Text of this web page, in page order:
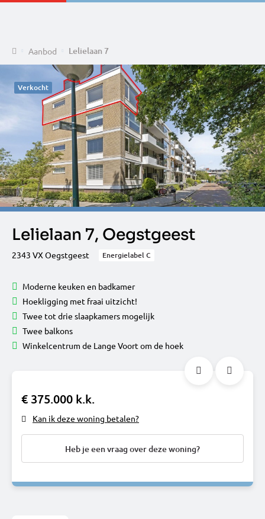
HomeAanbod Lelielaan 7
Verkocht
Lelielaan 7, Oegstgeest
2343 VX Oegstgeest Energielabel C
Moderne keuken en badkamer
Hoekligging met fraai uitzicht!
Twee tot drie slaapkamers mogelijk
Twee balkons
Winkelcentrum de Lange Voort om de hoek
€ 375.000 k.k.
Kan ik deze woning betalen?
Heb je een vraag over deze woning?